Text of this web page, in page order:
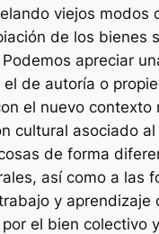
viejos
de los
apreciar
de autoría o
el nuevo
cultural asociado
de forma
así como a
y
el bien